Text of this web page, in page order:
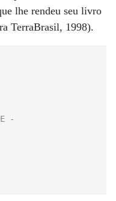
lhe rendeu seu livro
TerraBrasil, 1998).